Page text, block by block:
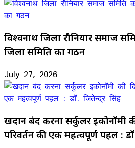
विश्वनाथ जिला रौनियार समाज
जिला समिति का गठन
July 27, 2026
खदान बंद करना सर्कुलर इकोनॉमी
परिवर्तन की एक महत्वपूर्ण पहल :